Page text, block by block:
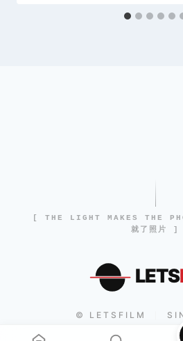
[ THE LIGHT MAKES THE
就了照片 ]
LETS
© LETSFILM